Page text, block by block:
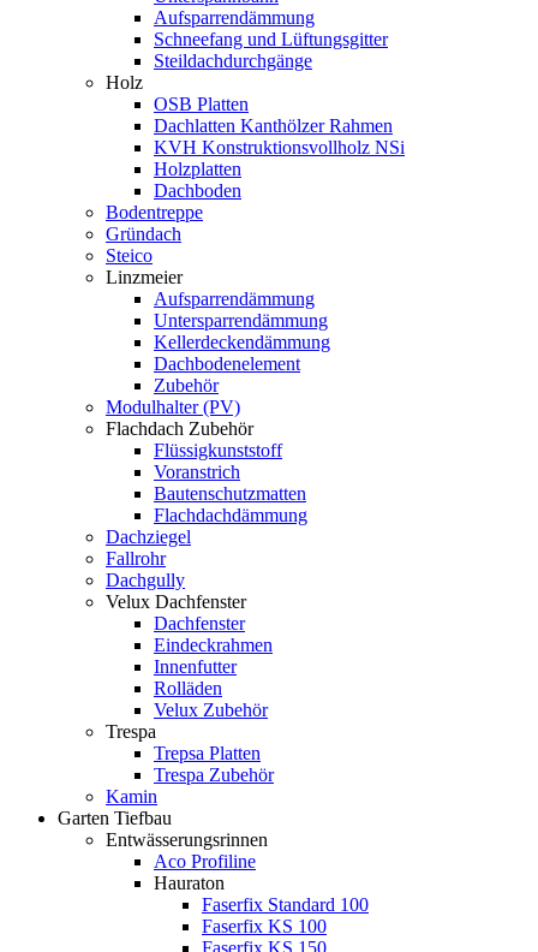
Aufsparrendämmung
Schneefang und Lüftungsgitter
Steildachdurchgänge
Holz
OSB Platten
Dachlatten Kanthölzer Rahmen
KVH Konstruktionsvollholz NSi
Holzplatten
Dachboden
Bodentreppe
Gründach
Steico
Linzmeier
Aufsparrendämmung
Untersparrendämmung
Kellerdeckendämmung
Dachbodenelement
Zubehör
Modulhalter (PV)
Flachdach Zubehör
Flüssigkunststoff
Voranstrich
Bautenschutzmatten
Flachdachdämmung
Dachziegel
Fallrohr
Dachgully
Velux Dachfenster
Dachfenster
Eindeckrahmen
Innenfutter
Rolläden
Velux Zubehör
Trespa
Trepsa Platten
Trespa Zubehör
Kamin
Garten Tiefbau
Entwässerungsrinnen
Aco Profiline
Hauraton
Faserfix Standard 100
Faserfix KS 100
Faserfix KS 150